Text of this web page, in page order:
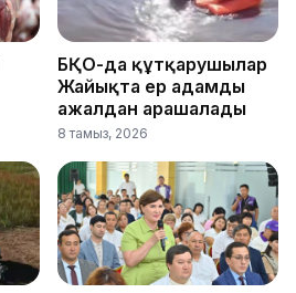
БҚО-да құтқарушылар
Жайықта ер адамды
ажалдан арашалады
8 тамыз, 2026